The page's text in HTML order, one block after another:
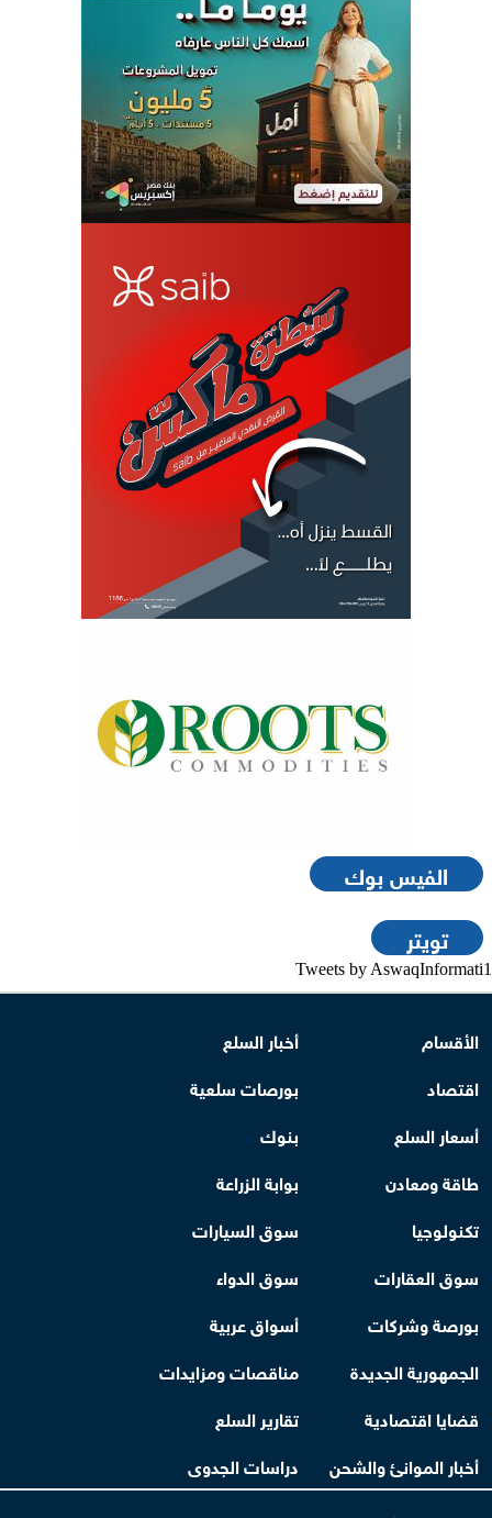
الفيس بوك
تويتر
Tweets by AswaqInformati1
الأقسام
أخبار السلع
اقتصاد
بورصات سلعية
أسعار السلع
بنوك
طاقة ومعادن
بوابة الزراعة
تكنولوجيا
سوق السيارات
سوق العقارات
سوق الدواء
بورصة وشركات
أسواق عربية
الجمهورية الجديدة
مناقصات ومزايدات
قضايا اقتصادية
تقارير السلع
أخبار الموانئ والشحن
دراسات الجدوى